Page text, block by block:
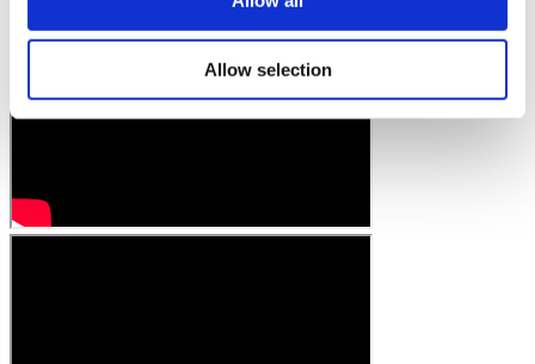
Allow selection